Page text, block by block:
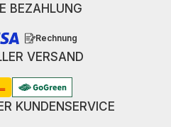
BEZAHLUNG
Rechnung
VERSAND
KUNDENSERVICE